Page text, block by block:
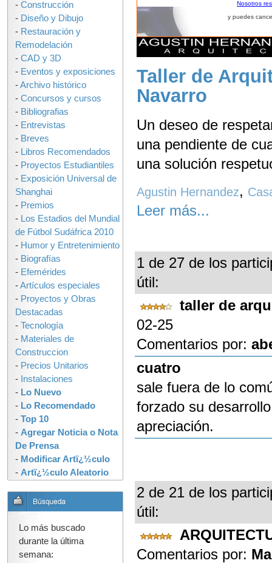
Taller de
Navarro
Un deseo de
una pendiente de
una solución
Agustin Hernandez,
Leer más...
1 de 27 de los
útil:
taller de
02-25
Comentarios por:
cuatro
sale fuera de lo
forzado su
apreciación.
2 de 21 de los
útil:
Comentarios por:
Nosotros
y puedes
- Construcción
- Diseño y Dibujo
- Restauración y
Remodelación
- CAD y 3D
- Eventos y exposiciones
-Archivo histórico
- Concursos y cursos
- Bibliografias
- Entrevistas
- Breves
- Libros Recomendados
- Proyectos Estudiantiles
- Exposición Universal de
Shanghai
- Premios
- Los Estadios del Mundial
de Fútbol Sudáfrica 2010
- Humor y Entretenimiento
- Biografías
- Efemérides
-Artículos especiales
- Proyectos y Obras
Destacadas
- Tecnología
- Materiales de
Construccion
- Precios Unitarios
- Instalaciones
- Lo Nuevo
- Lo Recomendado
- Top 10
- Agregar Noticia o Nota
De Prensa
- Modificar Artï¿½culo
- Artï¿½culo Aleatorio
Lo más buscado
durante la última
semana: